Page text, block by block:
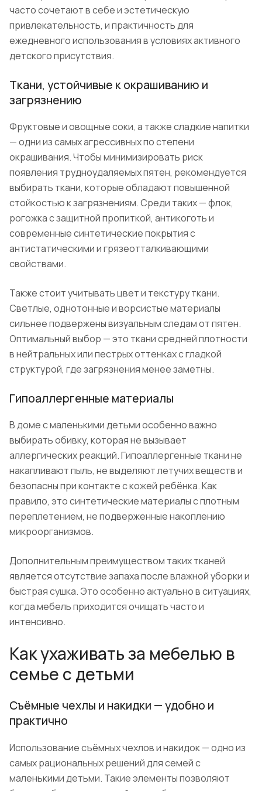
часто сочетают в себе и эстетическую
привлекательность, и практичность для
ежедневного использования в условиях активного
детского присутствия.
Ткани, устойчивые к окрашиванию и
загрязнению
Фруктовые и овощные соки, а также сладкие напитки
— одни из самых агрессивных по степени
окрашивания. Чтобы минимизировать риск
появления трудноудаляемых пятен, рекомендуется
выбирать ткани, которые обладают повышенной
стойкостью к загрязнениям. Среди таких — флок,
рогожка с защитной пропиткой, антикоготь и
современные синтетические покрытия с
антистатическими и грязеотталкивающими
свойствами.
Также стоит учитывать цвет и текстуру ткани.
Светлые, однотонные и ворсистые материалы
сильнее подвержены визуальным следам от пятен.
Оптимальный выбор — это ткани средней плотности
в нейтральных или пестрых оттенках с гладкой
структурой, где загрязнения менее заметны.
Гипоаллергенные материалы
В доме с маленькими детьми особенно важно
выбирать обивку, которая не вызывает
аллергических реакций. Гипоаллергенные ткани не
накапливают пыль, не выделяют летучих веществ и
безопасны при контакте с кожей ребёнка. Как
правило, это синтетические материалы с плотным
переплетением, не подверженные накоплению
микроорганизмов.
Дополнительным преимуществом таких тканей
является отсутствие запаха после влажной уборки и
быстрая сушка. Это особенно актуально в ситуациях,
когда мебель приходится очищать часто и
интенсивно.
Как ухаживать за мебелью в
семье с детьми
Съёмные чехлы и накидки — удобно и
практично
Использование съёмных чехлов и накидок — одно из
самых рациональных решений для семей с
маленькими детьми. Такие элементы позволяют